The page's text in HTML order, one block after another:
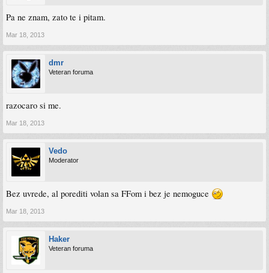
Pa ne znam, zato te i pitam.
Mar 18, 2013
dmr
Veteran foruma
razocaro si me.
Mar 18, 2013
Vedo
Moderator
Bez uvrede, al porediti volan sa FFom i bez je nemoguce
Mar 18, 2013
Haker
Veteran foruma